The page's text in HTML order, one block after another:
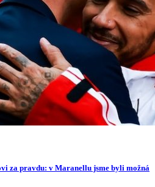
za pravdu: v Maranellu jsme byli možná